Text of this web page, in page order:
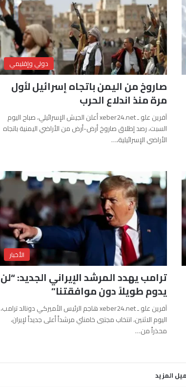
دولي وإقليمي
صاروخ من اليمن باتجاه إسرائيل لأول
مرة منذ اندلاع الحرب
آفرين علو ـ xeber24.net أعلن الجيش الإسرائيلي، صباح اليوم
السبت، رصد إطلاق صاروخ أرض-أرض من الأراضي اليمنية باتجاه
الأراضي الإسرائيلية،…
الأخبار
ترامب يهدد المرشد الإيراني الجديد: “لن
يدوم طويلاً دون موافقتنا”
آفرين علو ـ xeber24.net هاجم الرئيس الأميركي دونالد ترامب،
اليوم الاثنين، انتخاب مجتبى خامنئي مرشداً أعلى جديداً لإيران،
محذراً من…
المزيد